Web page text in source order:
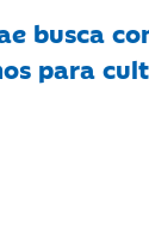
busca
para